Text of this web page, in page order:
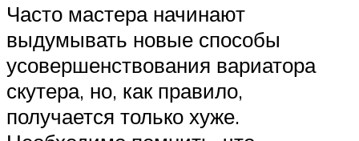
Часто мастера начинают
выдумывать новые способы
усовершенствования вариатора
скутера, но, как правило,
получается только хуже.